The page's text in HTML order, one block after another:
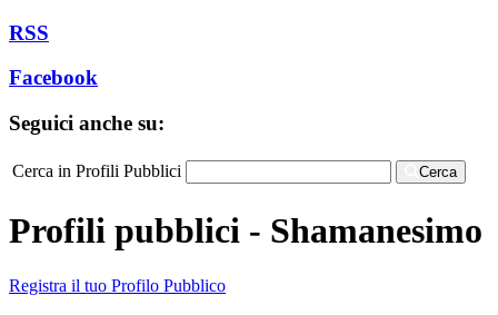
RSS
Facebook
Seguici anche su:
Cerca in Profili Pubblici Cerca
Profili pubblici - Shamanesimo
Registra il tuo Profilo Pubblico